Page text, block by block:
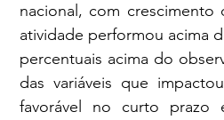
nacional, com crescimento
atividade performou acima
percentuais acima do
das variáveis que
favorável no curto prazo